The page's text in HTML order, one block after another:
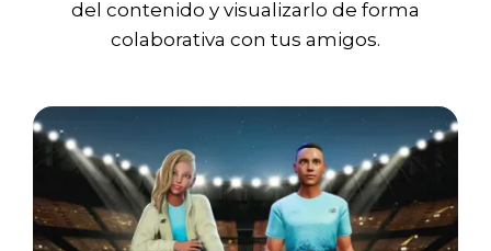
del contenido y visualizarlo de forma
colaborativa con tus amigos.